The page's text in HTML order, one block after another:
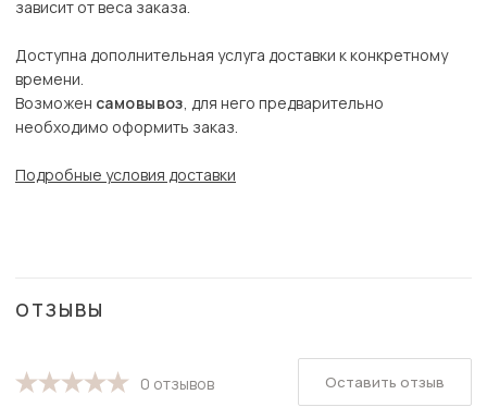
зависит от веса заказа.
Доступна дополнительная услуга доставки к конкретному
времени.
Возможен самовывоз, для него предварительно
необходимо оформить заказ.
Подробные условия доставки
ОТЗЫВЫ
0 отзывов Оставить отзыв